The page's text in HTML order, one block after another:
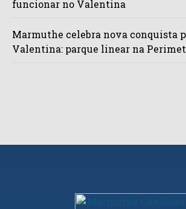
funcionar no Valentina
Marmuthe celebra nova conquista
Valentina: parque linear na